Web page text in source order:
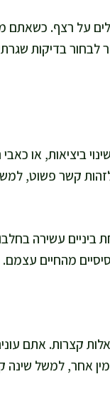
על רצף. כשאתם
לבחור בדיקות
ביציאות, או
קשר פשוט, למשל
עשירה
מהחיים עצמם.
קצרות. אתם
אחר, למשל שינה